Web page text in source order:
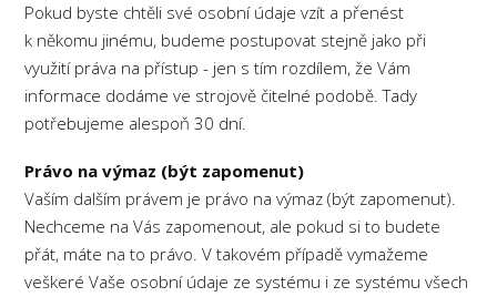
Pokud byste chtěli své osobní údaje vzít a přenést
k někomu jinému, budeme postupovat stejně jako při
využití práva na přístup - jen s tím rozdílem, že Vám
informace dodáme ve strojově čitelné podobě. Tady
potřebujeme alespoň 30 dní.
Právo na výmaz (být zapomenut)
Vaším dalším právem je právo na výmaz (být zapomenut).
Nechceme na Vás zapomenout, ale pokud si to budete
přát, máte na to právo. V takovém případě vymažeme
veškeré Vaše osobní údaje ze systému i ze systému všech